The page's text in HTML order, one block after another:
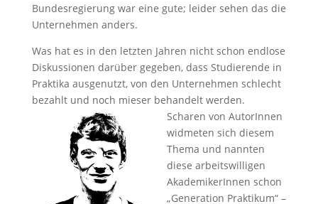
Bundesregierung war eine gute; leider sehen das die
Unternehmen anders.
Was hat es in den letzten Jahren nicht schon endlose
Diskussionen darüber gegeben, dass Studierende in
Praktika ausgenutzt, von den Unternehmen schlecht
bezahlt und noch mieser behandelt werden.
Scharen von AutorInnen
widmeten sich diesem
Thema und nannten
diese arbeitswilligen
AkademikerInnen schon
„Generation Praktikum“ –